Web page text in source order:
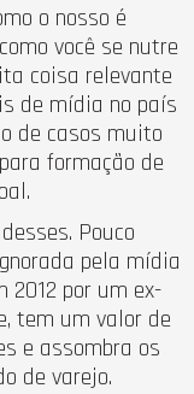
o nosso é
você se nutre
coisa relevante
de mídia no país
de casos muito
formação de
Pouco
pela mídia
por um ex-
tem um valor de
e assombra os
de varejo.